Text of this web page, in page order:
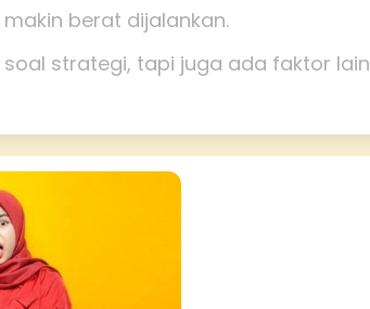
berat dijalankan.
strategi, tapi juga ada faktor lain